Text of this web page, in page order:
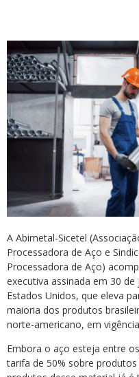
A Abimetal‑Sicetel
Processadora de Aço e
Processadora de Aço)
executiva assinada em 30
Estados Unidos, que eleva
maioria dos produtos
norte-americano, em
Embora o aço esteja entre
tarifa de 50% sobre